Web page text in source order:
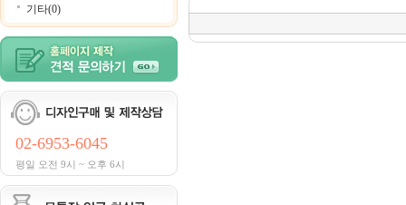
기타(0)
02-6953-6045
평일 오전 9시 ~ 오후 6시